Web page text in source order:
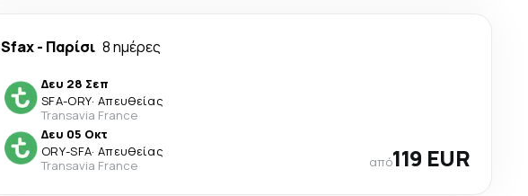
Sfax- Παρίσι 8 ημέρες
Δευ 28 Σεπ
SFA-ORY· Απευθείας
Transavia France
Δευ 05 Οκτ
ORY-SFA· Απευθείας
Transavia France
από119 EUR